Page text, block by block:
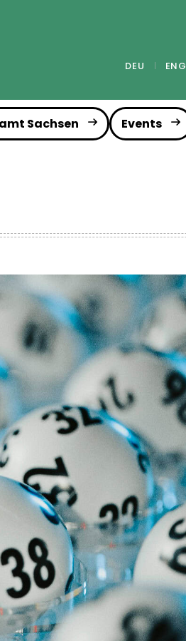
DEU ENG
Sachsen Events